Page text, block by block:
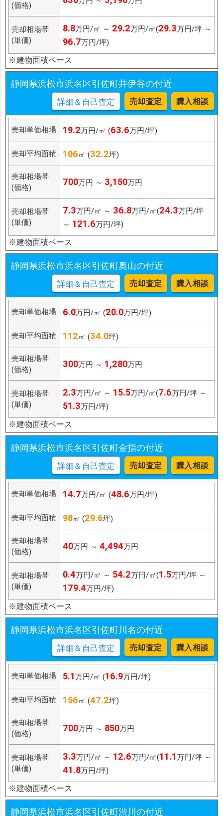
(価格)
売却相場帯
(単価)
8.8万円/㎡ ～ 29.2万円/㎡(29.3万円/坪 ～
96.7万円/坪)
※建物面積ベース
静岡県浜松市浜名区引佐町井伊谷の付近
詳細＆自己査定 売却査定 購入相談
売却単価相場 19.2万円/㎡ (63.6万円/坪)
売却平均面積 106㎡ (32.2坪)
売却相場帯
(価格)
700万円 ～ 3,150万円
売却相場帯
(単価)
7.3万円/㎡ ～ 36.8万円/㎡(24.3万円/坪
～ 121.6万円/坪)
※建物面積ベース
静岡県浜松市浜名区引佐町奥山の付近
詳細＆自己査定 売却査定 購入相談
売却単価相場 6.0万円/㎡ (20.0万円/坪)
売却平均面積 112㎡ (34.0坪)
売却相場帯
(価格)
300万円 ～ 1,280万円
売却相場帯
(単価)
2.3万円/㎡ ～ 15.5万円/㎡(7.6万円/坪 ～
51.3万円/坪)
※建物面積ベース
静岡県浜松市浜名区引佐町金指の付近
詳細＆自己査定 売却査定 購入相談
売却単価相場 14.7万円/㎡ (48.6万円/坪)
売却平均面積 98㎡ (29.6坪)
売却相場帯
(価格)
40万円 ～ 4,494万円
売却相場帯
(単価)
0.4万円/㎡ ～ 54.2万円/㎡(1.5万円/坪 ～
179.4万円/坪)
※建物面積ベース
静岡県浜松市浜名区引佐町川名の付近
詳細＆自己査定 売却査定 購入相談
売却単価相場 5.1万円/㎡ (16.9万円/坪)
売却平均面積 156㎡ (47.2坪)
売却相場帯
(価格)
700万円 ～ 850万円
売却相場帯
(単価)
3.3万円/㎡ ～ 12.6万円/㎡(11.1万円/坪 ～
41.8万円/坪)
※建物面積ベース
静岡県浜松市浜名区引佐町渋川の付近